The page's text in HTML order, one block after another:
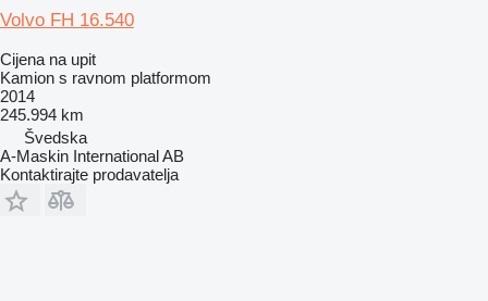
Volvo FH 16.540
Cijena na upit
Kamion s ravnom platformom
2014
245.994 km
Švedska
A-Maskin International AB
Kontaktirajte prodavatelja